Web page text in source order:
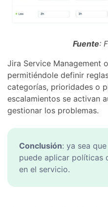
Fuente:
Jira Service Management
permitiéndole definir
categorías, prioridades o
escalamientos se activan
gestionar los problemas.
Conclusión: ya sea
puede aplicar políticas
en el servicio.